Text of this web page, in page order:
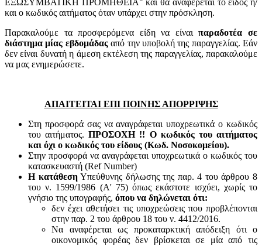
ΕΞΩΣΥΜΒΑΤΙΚΗ ΠΡΟΜΗΘΕΙΑ" και θα αναφέρεται το είδος ή/
και ο κωδικός αιτήματος όταν υπάρχει στην πρόσκληση.
Παρακαλούμε τα προσφερόμενα είδη να είναιπαραδοτέα σε
διάστημα μίας εβδομάδαςαπό την υποβολή της παραγγελίας. Εάν
δεν είναι δυνατή η άμεση εκτέλεση της παραγγελίας, παρακαλούμε
να μας ενημερώσετε.
ΑΠΑΙΤΕΙΤΑΙ ΕΠΙ ΠΟΙΝΗΣ ΑΠΟΡΡΙΨΗΣ
Στη προσφορά σας να αναγράφεται υποχρεωτικά ο κωδικός
του αιτήματος.ΠΡΟΣΟΧΗ !! Ο κωδικός του αιτήματος
και όχι ο κωδικός του είδους (Κωδ. Νοσοκομείου).
Στην προσφορά να αναγράφεται υποχρεωτικά ο κωδικός του
κατασκευαστή (Ref Number)
Η κατάθεσηΥπεύθυνης δήλωσης της παρ. 4 του άρθρου 8
του ν. 1599/1986 (Α' 75) όπως εκάστοτε ισχύει, χωρίς το
γνήσιο της υπογραφής, όπου να δηλώνεται ότι:
δεν έχει αθετήσει τις υποχρεώσεις που προβλέπονται
στην παρ. 2 του άρθρου 18 του ν. 4412/2016.
Να αναφέρεται ως προκαταρκτική απόδειξη ότι ο
οικονομικός φορέας δεν βρίσκεται σε μία από τις